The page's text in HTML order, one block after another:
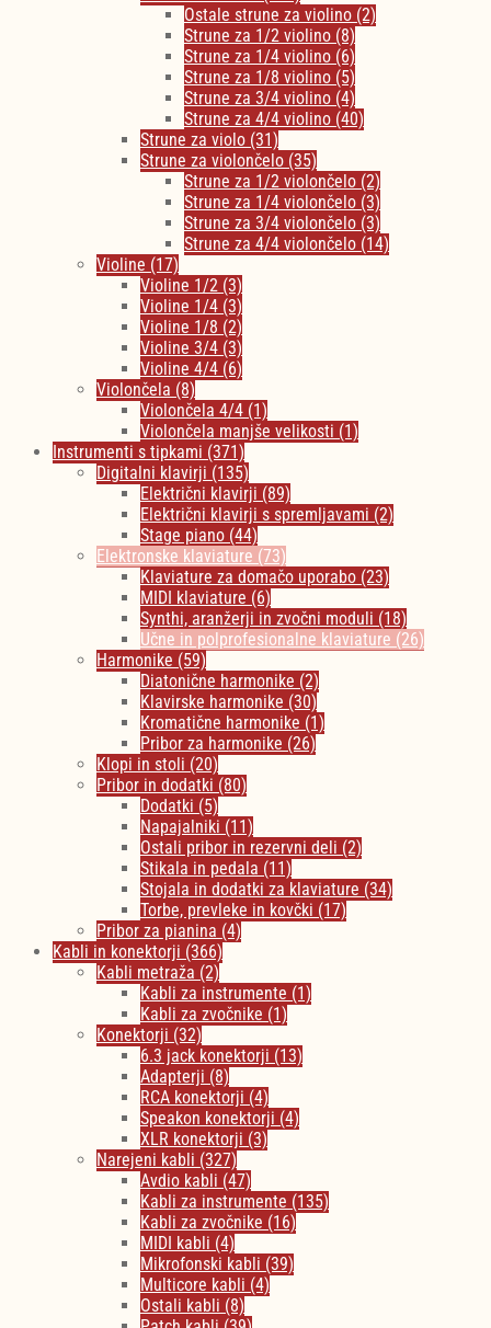
Ostale strune za violino (2)
Strune za 1/2 violino (8)
Strune za 1/4 violino (6)
Strune za 1/8 violino (5)
Strune za 3/4 violino (4)
Strune za 4/4 violino (40)
Strune za violo (31)
Strune za violončelo (35)
Strune za 1/2 violončelo (2)
Strune za 1/4 violončelo (3)
Strune za 3/4 violončelo (3)
Strune za 4/4 violončelo (14)
Violine (17)
Violine 1/2 (3)
Violine 1/4 (3)
Violine 1/8 (2)
Violine 3/4 (3)
Violine 4/4 (6)
Violončela (8)
Violončela 4/4 (1)
Violončela manjše velikosti (1)
Instrumenti s tipkami (371)
Digitalni klavirji (135)
Električni klavirji (89)
Električni klavirji s spremljavami (2)
Stage piano (44)
Elektronske klaviature (73)
Klaviature za domačo uporabo (23)
MIDI klaviature (6)
Synthi, aranžerji in zvočni moduli (18)
Učne in polprofesionalne klaviature (26)
Harmonike (59)
Diatonične harmonike (2)
Klavirske harmonike (30)
Kromatične harmonike (1)
Pribor za harmonike (26)
Klopi in stoli (20)
Pribor in dodatki (80)
Dodatki (5)
Napajalniki (11)
Ostali pribor in rezervni deli (2)
Stikala in pedala (11)
Stojala in dodatki za klaviature (34)
Torbe, prevleke in kovčki (17)
Pribor za pianina (4)
Kabli in konektorji (366)
Kabli metraža (2)
Kabli za instrumente (1)
Kabli za zvočnike (1)
Konektorji (32)
6.3 jack konektorji (13)
Adapterji (8)
RCA konektorji (4)
Speakon konektorji (4)
XLR konektorji (3)
Narejeni kabli (327)
Avdio kabli (47)
Kabli za instrumente (135)
Kabli za zvočnike (16)
MIDI kabli (4)
Mikrofonski kabli (39)
Multicore kabli (4)
Ostali kabli (8)